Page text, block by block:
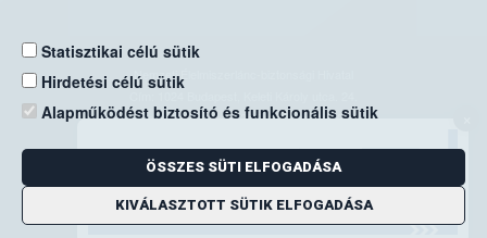
Statisztikai célú sütik
Hirdetési célú sütik
Alapműködést biztosító és funkcionális sütik
ÖSSZES SÜTI ELFOGADÁSA
KIVÁLASZTOTT SÜTIK ELFOGADÁSA
Nemzeti Élelmiszerlánc-biztonsági Hivatal
Levelezési cím: 1525 Budapest. Pf. 30.
E-mail:ugyfelszolgalat@nebih.gov.hu
Zöld szám: 06-80/263-244
Telefon: 06-1/ 336-9000